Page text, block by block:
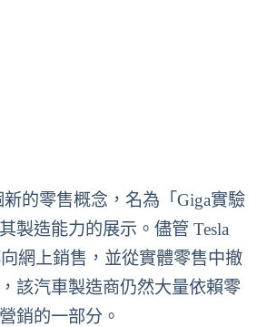
新的零售概念，名為「Giga實驗
製造能力的展示。儘管 Tesla
網上銷售，並從實體零售中撤
該汽車製造商仍然大量依賴零
銷的一部分。